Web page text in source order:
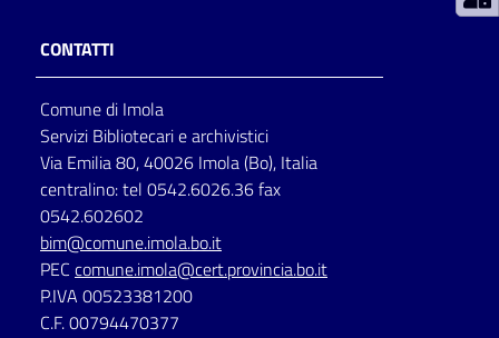
Seguici
su
CONTATTI
Comune di Imola
Servizi Bibliotecari e archivistici
Via Emilia 80, 40026 Imola (Bo), Italia
centralino: tel 0542.6026.36 fax
0542.602602
bim@comune.imola.bo.it
PEC comune.imola@cert.provincia.bo.it
P.IVA 00523381200
C.F. 00794470377